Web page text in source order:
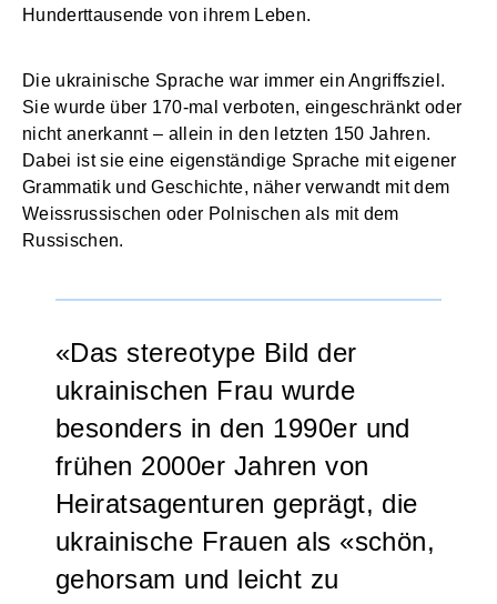
Hunderttausende von ihrem Leben.
Die ukrainische Sprache war immer ein Angriffsziel.
Sie wurde über 170-mal verboten, eingeschränkt oder
nicht anerkannt – allein in den letzten 150 Jahren.
Dabei ist sie eine eigenständige Sprache mit eigener
Grammatik und Geschichte, näher verwandt mit dem
Weissrussischen oder Polnischen als mit dem
Russischen.
Das stereotype Bild der
ukrainischen Frau wurde
besonders in den 1990er und
frühen 2000er Jahren von
Heiratsagenturen geprägt, die
ukrainische Frauen als «schön,
gehorsam und leicht zu